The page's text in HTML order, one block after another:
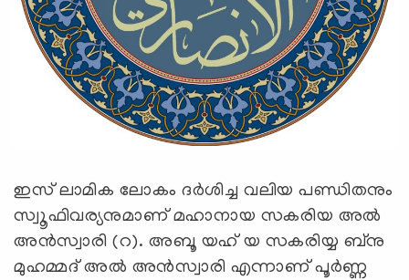
ഇസ് ലാമിക ലോകം ദർശിച്ച വലിയ പണ്ഡിതനും
സ്വൂഫിവര്യനുമാണ് മഹാനായ സകരിയ അൽ
അൻസ്വാരി (റ). അബൂ യഹ് യ സകരിയ്യ ബ്നു
മുഹമ്മദ് അൽ അൻസ്വാരി എന്നാണ് പൂർണ്ണ